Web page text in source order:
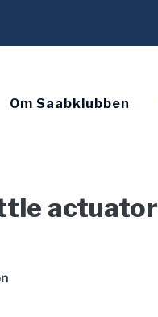
Om Saabklubben
actuator